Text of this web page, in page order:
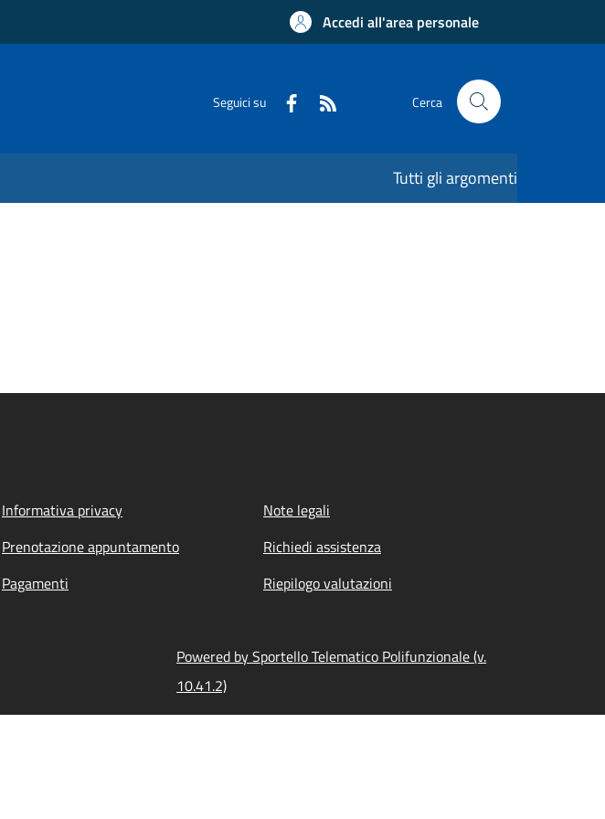
Accedi all'area personale
Seguici su Cerca
Tutti gli argomenti
Informativa privacy
Note legali
Prenotazione appuntamento
Richiedi assistenza
Pagamenti
Riepilogo valutazioni
Powered by Sportello Telematico Polifunzionale (v.
10.41.2)